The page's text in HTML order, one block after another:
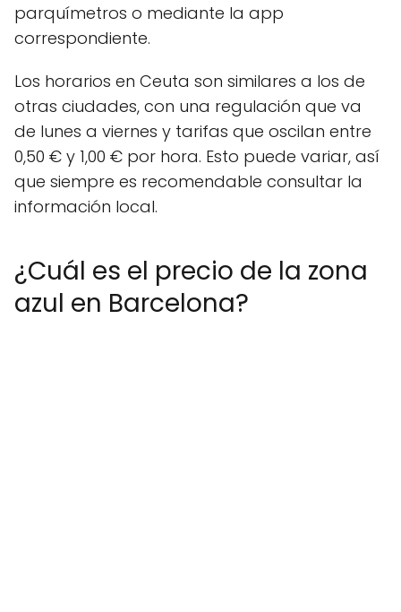
parquímetros o mediante la app
correspondiente.
Los horarios en Ceuta son similares a los de
otras ciudades, con una regulación que va
de lunes a viernes y tarifas que oscilan entre
0,50 € y 1,00 € por hora. Esto puede variar, así
que siempre es recomendable consultar la
información local.
¿Cuál es el precio de la zona
azul en Barcelona?